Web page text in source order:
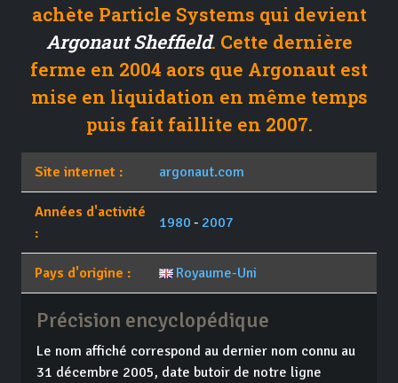
achète Particle Systems qui devient
Argonaut Sheffield. Cette dernière
ferme en 2004 aors que Argonaut est
mise en liquidation en même temps
puis fait faillite en 2007.
Site internet : argonaut.com
Années d'activité
:
1980 - 2007
Pays d'origine : Royaume-Uni
Précision encyclopédique
Le nom affiché correspond au dernier nom connu au
31 décembre 2005, date butoir de notre ligne